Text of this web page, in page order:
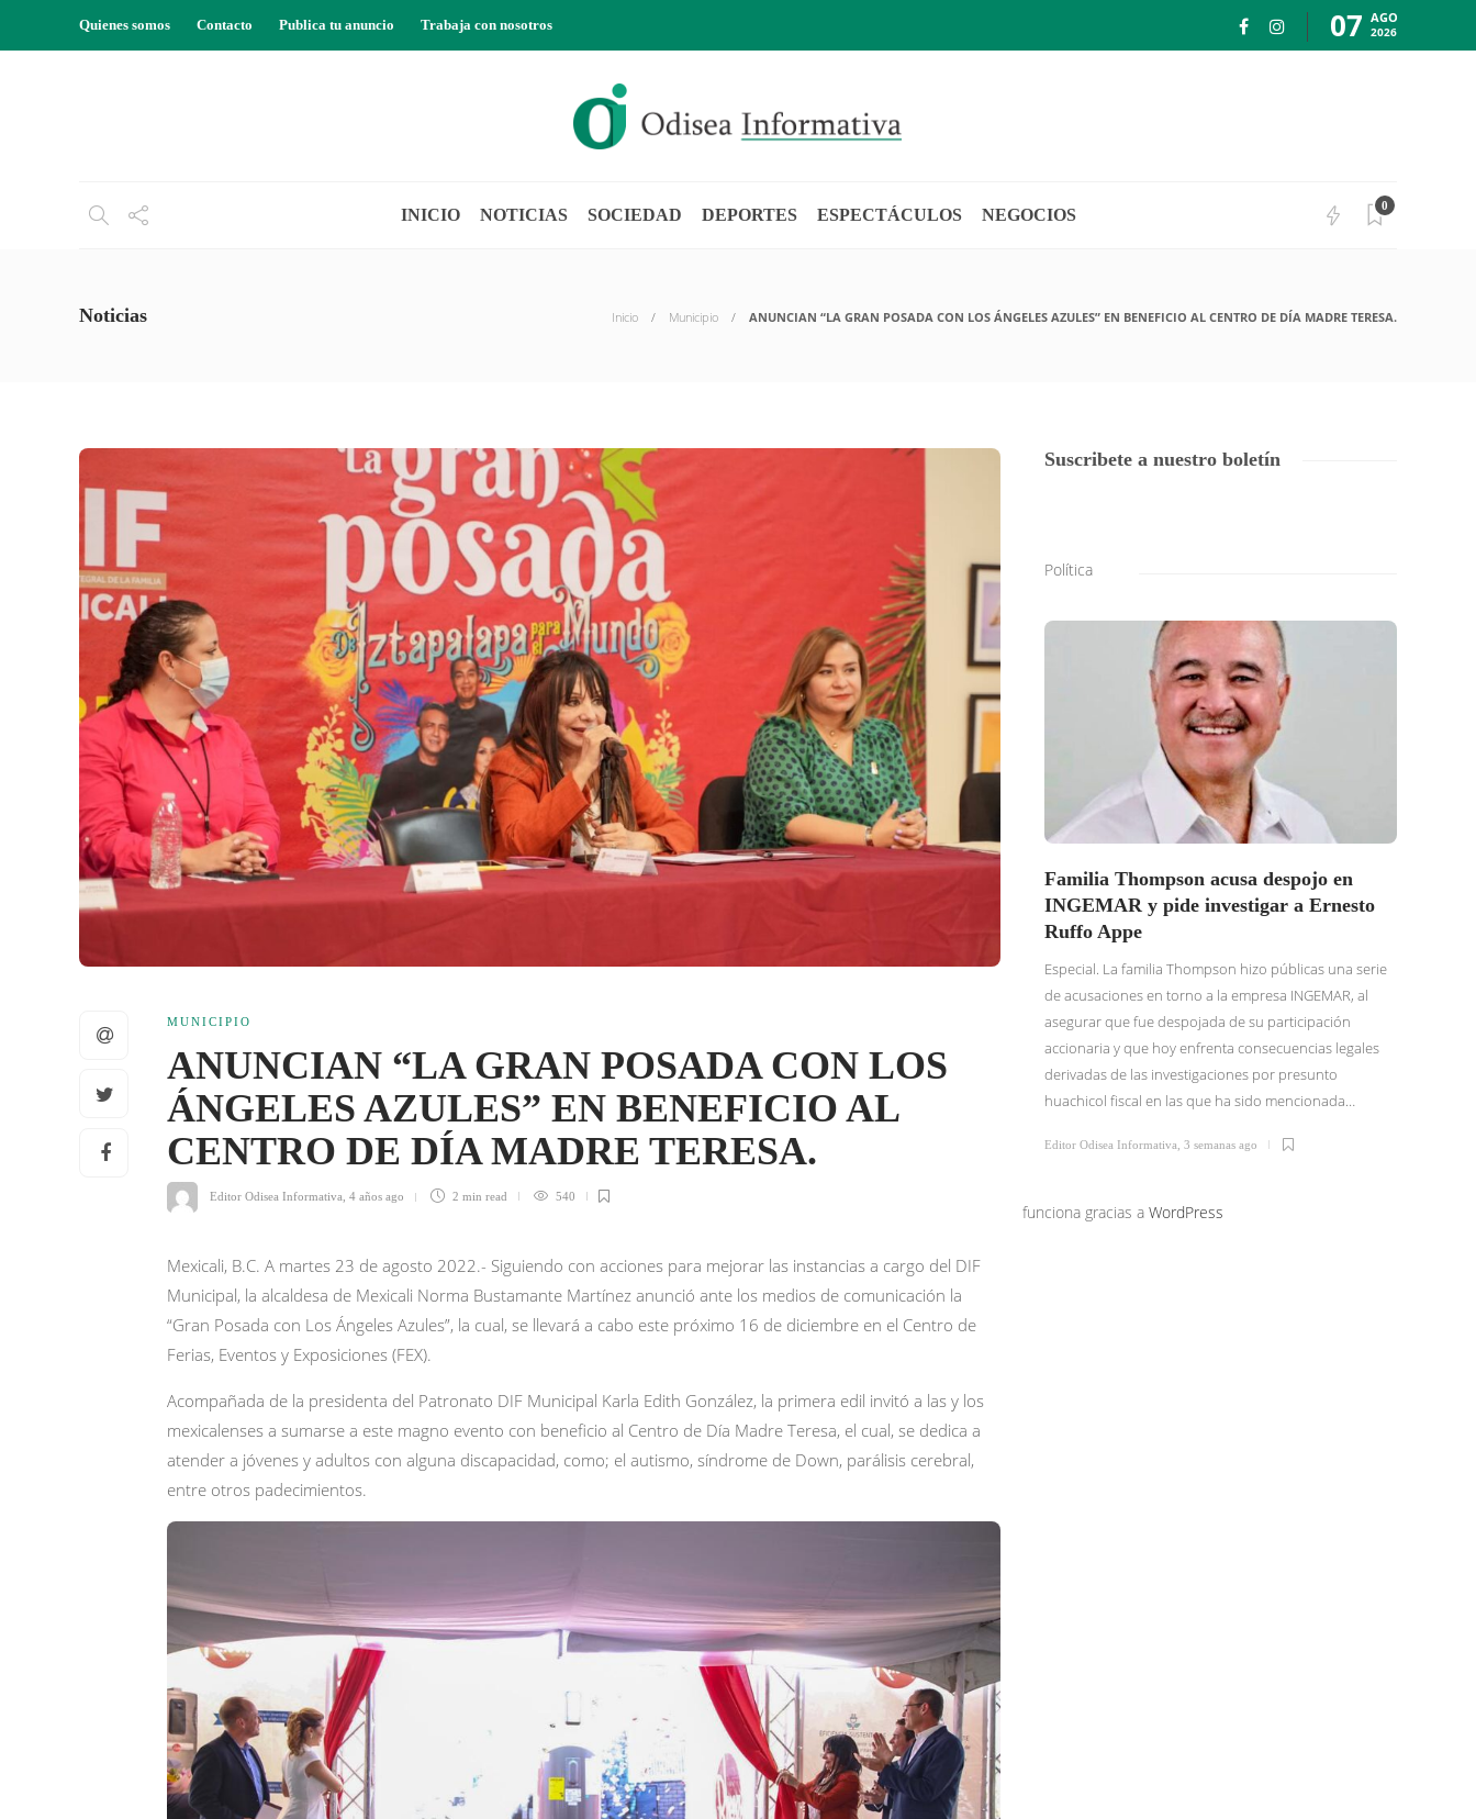
Quienes somos Contacto Publica tu anuncio Trabaja con nosotros 07 AGO
2026
INICIO NOTICIAS SOCIEDAD DEPORTES ESPECTÁCULOS NEGOCIOS 0
Noticias Inicio Municipio ANUNCIAN “LA GRAN POSADA CON LOS ÁNGELES AZULES” EN BENEFICIO AL CENTRO DE DÍA MADRE TERESA.
MUNICIPIO
ANUNCIAN “LA GRAN POSADA CON LOS
ÁNGELES AZULES” EN BENEFICIO AL
CENTRO DE DÍA MADRE TERESA.
Editor Odisea Informativa 4 años ago 2 min read 540
Mexicali, B.C. A martes 23 de agosto 2022.- Siguiendo con acciones para mejorar las instancias a cargo del DIF
Municipal, la alcaldesa de Mexicali Norma Bustamante Martínez anunció ante los medios de comunicación la
“Gran Posada con Los Ángeles Azules”, la cual, se llevará a cabo este próximo 16 de diciembre en el Centro de
Ferias, Eventos y Exposiciones (FEX).
Acompañada de la presidenta del Patronato DIF Municipal Karla Edith González, la primera edil invitó a las y los
mexicalenses a sumarse a este magno evento con beneficio al Centro de Día Madre Teresa, el cual, se dedica a
atender a jóvenes y adultos con alguna discapacidad, como; el autismo, síndrome de Down, parálisis cerebral,
entre otros padecimientos.
Suscribete a nuestro boletín
Política
Familia Thompson acusa despojo en
INGEMAR y pide investigar a Ernesto
Ruffo Appe
Especial. La familia Thompson hizo públicas una serie
de acusaciones en torno a la empresa INGEMAR, al
asegurar que fue despojada de su participación
accionaria y que hoy enfrenta consecuencias legales
derivadas de las investigaciones por presunto
huachicol fiscal en las que ha sido mencionada…
Editor Odisea Informativa ,3 semanas ago
funciona gracias aWordPress